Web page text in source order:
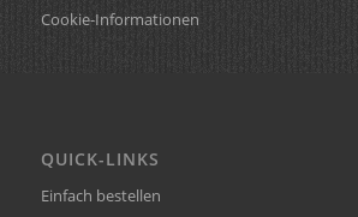
Cookie-Informationen
QUICK-LINKS
Einfach bestellen